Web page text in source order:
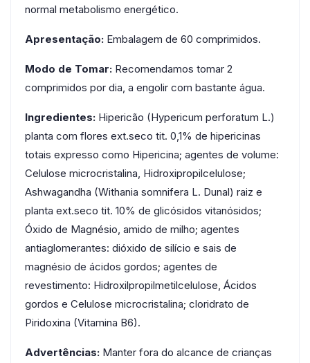
normal metabolismo energético.
Apresentação: Embalagem de 60 comprimidos.
Modo de Tomar: Recomendamos tomar 2
comprimidos por dia, a engolir com bastante água.
Ingredientes: Hipericão (Hypericum perforatum L.)
planta com flores ext.seco tit. 0,1% de hipericinas
totais expresso como Hipericina; agentes de volume:
Celulose microcristalina, Hidroxipropilcelulose;
Ashwagandha (Withania somnifera L. Dunal) raiz e
planta ext.seco tit. 10% de glicósidos vitanósidos;
Óxido de Magnésio, amido de milho; agentes
antiaglomerantes: dióxido de silício e sais de
magnésio de ácidos gordos; agentes de
revestimento: Hidroxilpropilmetilcelulose, Ácidos
gordos e Celulose microcristalina; cloridrato de
Piridoxina (Vitamina B6).
Advertências: Manter fora do alcance de crianças